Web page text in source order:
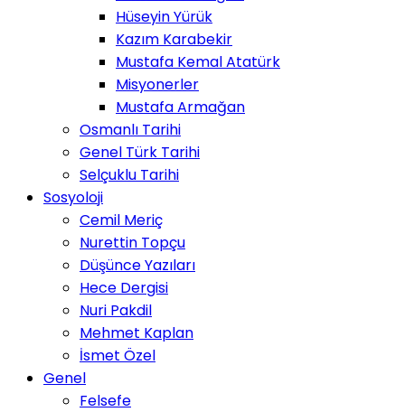
Hüseyin Yürük
Kazım Karabekir
Mustafa Kemal Atatürk
Misyonerler
Mustafa Armağan
Osmanlı Tarihi
Genel Türk Tarihi
Selçuklu Tarihi
Sosyoloji
Cemil Meriç
Nurettin Topçu
Düşünce Yazıları
Hece Dergisi
Nuri Pakdil
Mehmet Kaplan
İsmet Özel
Genel
Felsefe